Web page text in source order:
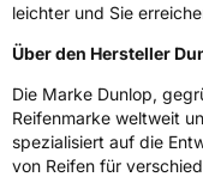
leichter und Sie
Über den Hersteller
Die Marke Dunlop,
Reifenmarke weltweit
spezialisiert auf die
von Reifen für